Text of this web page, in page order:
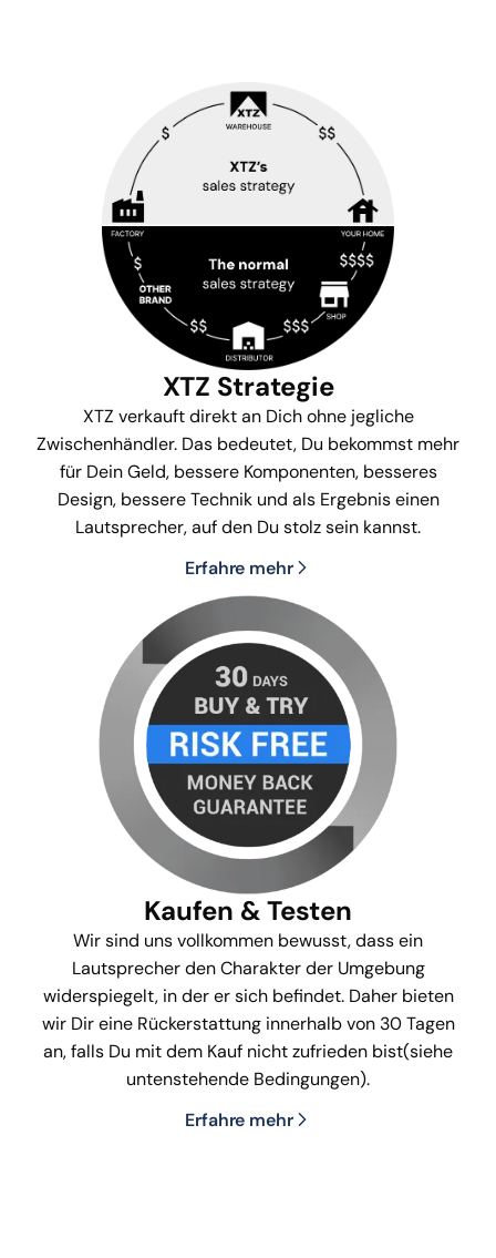
XTZ Strategie
XTZ verkauft direkt an Dich ohne jegliche
Zwischenhändler. Das bedeutet, Du bekommst mehr
für Dein Geld, bessere Komponenten, besseres
Design, bessere Technik und als Ergebnis einen
Lautsprecher, auf den Du stolz sein kannst.
Erfahre mehr
Kaufen & Testen
Wir sind uns vollkommen bewusst, dass ein
Lautsprecher den Charakter der Umgebung
widerspiegelt, in der er sich befindet. Daher bieten
wir Dir eine Rückerstattung innerhalb von 30 Tagen
an, falls Du mit dem Kauf nicht zufrieden bist(siehe
untenstehende Bedingungen).
Erfahre mehr